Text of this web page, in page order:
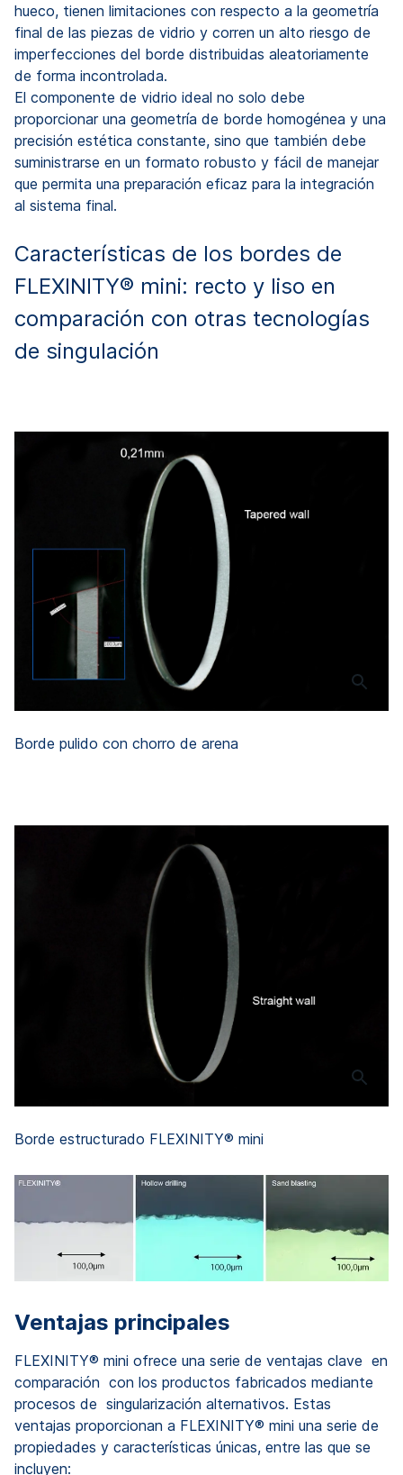
hueco, tienen limitaciones con respecto a la geometría
final de las piezas de vidrio y corren un alto riesgo de
imperfecciones del borde distribuidas aleatoriamente
de forma incontrolada.
El componente de vidrio ideal no solo debe
proporcionar una geometría de borde homogénea y una
precisión estética constante, sino que también debe
suministrarse en un formato robusto y fácil de manejar
que permita una preparación eficaz para la integración
al sistema final.
Características de los bordes de
FLEXINITY® mini: recto y liso en
comparación con otras tecnologías
de singulación
Borde pulido con chorro de arena
Borde estructurado FLEXINITY® mini
Ventajas principales
FLEXINITY® mini ofrece una serie de ventajas clave en
comparación con los productos fabricados mediante
procesos de singularización alternativos. Estas
ventajas proporcionan a FLEXINITY® mini una serie de
propiedades y características únicas, entre las que se
incluyen: